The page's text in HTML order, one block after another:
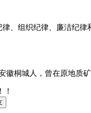
纪律、廉洁纪律和生
人，曾在原地质矿产
！